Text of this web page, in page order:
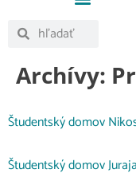
Archívy:
Študentský domov
Študentský domov